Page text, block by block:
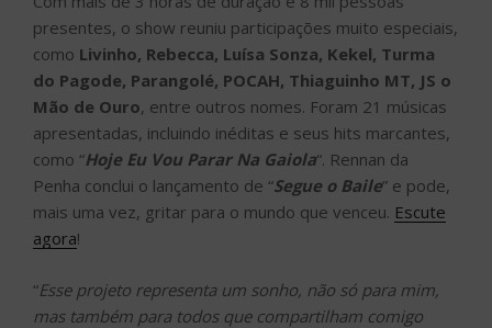
presentes, o show reuniu participações muito especiais,
como Livinho, Rebecca, Luísa Sonza, Kekel, Turma
do Pagode, Parangolé, POCAH, Thiaguinho MT, JS o
Mão de Ouro, entre outros nomes. Foram 21 músicas
apresentadas, incluindo inéditas e seus hits marcantes,
como “Hoje Eu Vou Parar Na Gaiola“. Rennan da
Penha conclui o lançamento de “Segue o Baile” e pode,
mais uma vez, gritar para o mundo que venceu. Escute
agora!
“Esse projeto representa um sonho, não só para mim,
mas também para todos que compartilham comigo